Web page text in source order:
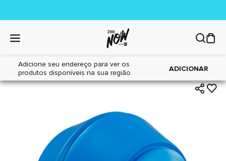
Adicione seu endereço para ver os
produtos disponíveis na sua região.
ADICIONAR
Home|Cães|Brinquedos